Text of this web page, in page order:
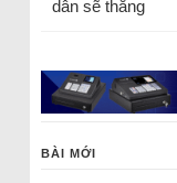
dân sẽ thắng
BÀI MỚI